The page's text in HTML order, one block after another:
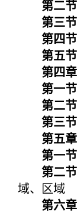
第二节
第三节
第四节
第五节
第四章
第一节
第二节
第三节
第五章
第一节
第二节
域、区域
第六章